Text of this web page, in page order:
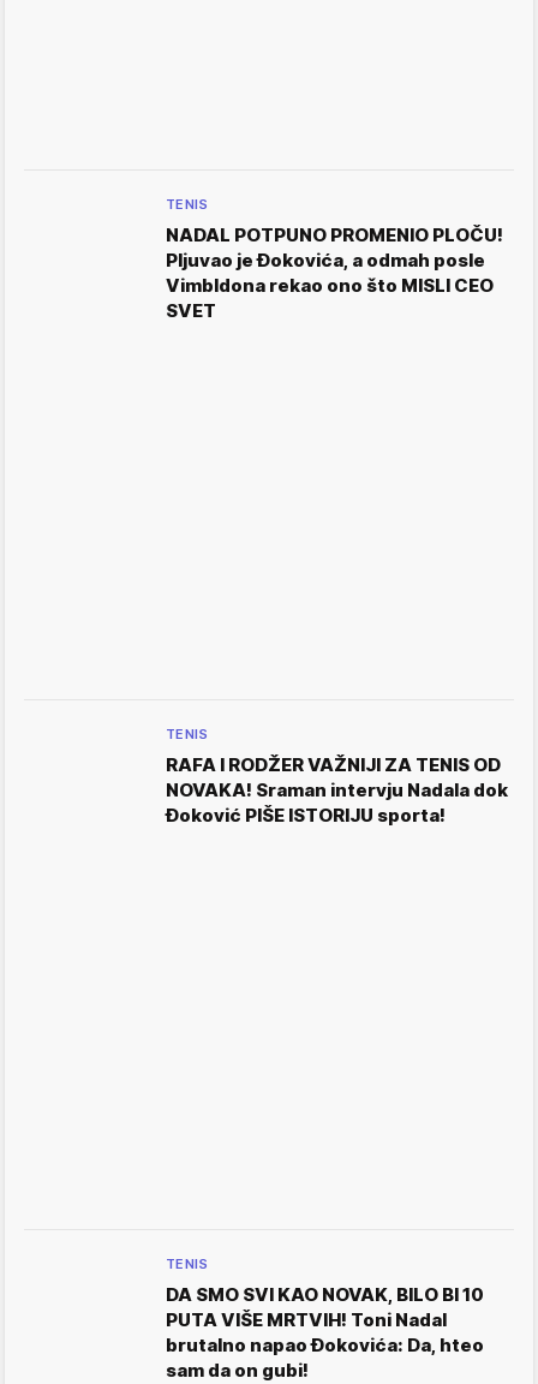
TENIS
NADAL POTPUNO PROMENIO PLOČU!
Pljuvao je Đokovića, a odmah posle
Vimbldona rekao ono što MISLI CEO
SVET
TENIS
RAFA I RODŽER VAŽNIJI ZA TENIS OD
NOVAKA! Sraman intervju Nadala dok
Đoković PIŠE ISTORIJU sporta!
TENIS
DA SMO SVI KAO NOVAK, BILO BI 10
PUTA VIŠE MRTVIH! Toni Nadal
brutalno napao Đokovića: Da, hteo
sam da on gubi!